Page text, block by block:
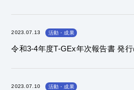
2023.07.13 活動・成果
令和3-4年度T-GEx年次報告書 発
2023.07.10 活動・成果